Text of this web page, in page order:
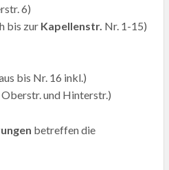
6)
bis zur Kapellenstr. Nr. 1-15)
bis Nr. 16 inkl.)
und Hinterstr.)
betreffen die